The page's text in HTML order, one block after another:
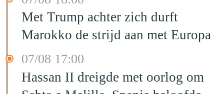
Met Trump achter zich durft
Marokko de strijd aan met Europa
07/08 17:00
Hassan II dreigde met oorlog om